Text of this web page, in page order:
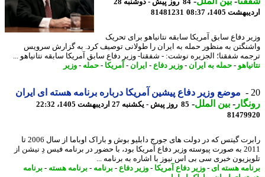
84 روز پیش - دوشنبه 28
1405، 08:37
81481231
دفاع سابق آمریکا سابقه نتانیاهو برای تحریک
به منظور حمله به ایران را طولانی توصیف کرد. به گزارش سرویس
شفقنا؛ الجزیره نوشت: - شفقنا- وزیر دفاع سابق آمریکا سابقه نتانیاهو ...
-حمله به ایران - وزیر دفاع -ایران - آمریکا- حمله-وزیر
موضع وزیر دفاع پیشین آمریکا درباره برنامه هسته ای ایران
-بین الملل-85 روز پیش - یکشنبه 27 اردیبهشت 1405، 22:32
رابرت گیتس که در دولت های جورج دابلیو بوش و باراک اوباما از سال 2006 تا
2011 به صورت پیوسته وزیر دفاع آمریکا بود، با حضور در برنامه فیس دِ نیشن از
خبری سی بی اس نیوز با اشاره به برنامه ...
هسته ای- وزیر دفاع آمریکا- وزیر دفاع -برنامه -برنامه هسته-برنامه